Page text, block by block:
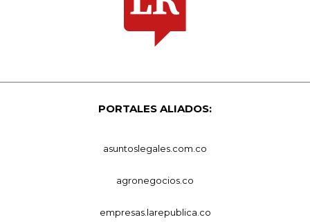
PORTALES ALIADOS:
asuntoslegales.com.co
agronegocios.co
empresas.larepublica.co